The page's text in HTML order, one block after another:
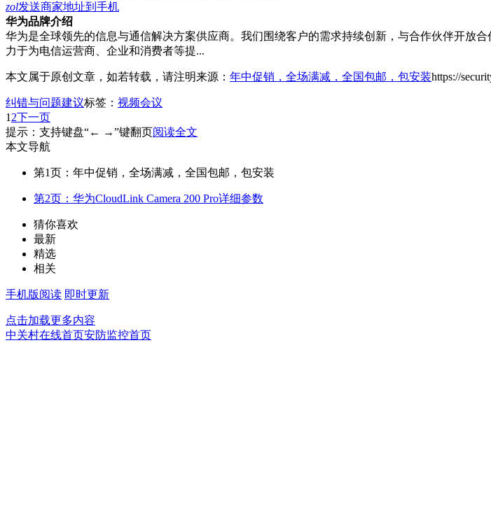
zol发送商家地址到手机
华为品牌介绍
华为是全球领先的信息与通信解决方案供应商。我们围绕客户的需求持续创新，与合作伙伴开放
力于为电信运营商、企业和消费者等提...
本文属于原创文章，如若转载，请注明来源： 年中促销，全场满减，全国包邮，包安装https://
纠错与问题建议标签： 视频会议
1 2下一页
提示：支持键盘“← →”键翻页阅读全文
本文导航
第1页：年中促销，全场满减，全国包邮，包安装
第2页：华为CloudLink Camera 200 Pro详细参数
猜你喜欢
最新
精选
相关
手机版阅读 即时更新
点击加载更多内容
中关村在线首页安防监控首页